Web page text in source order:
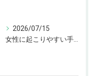
2026/07/15